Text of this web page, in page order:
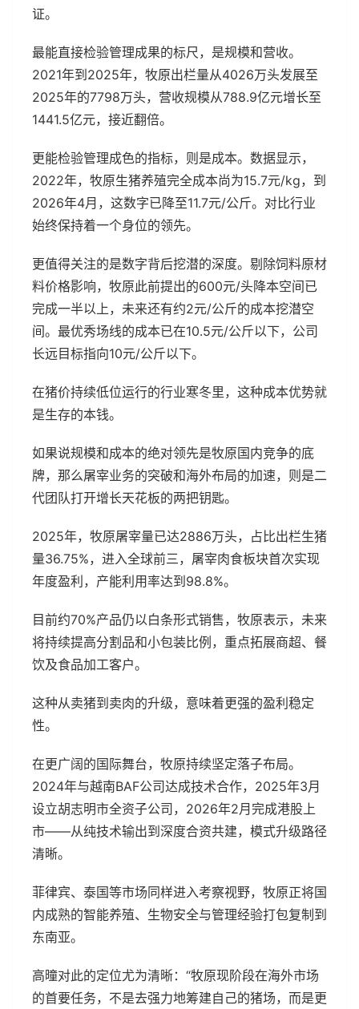
证。
最能直接检验管理成果的标尺，是规模和营收。
2021年到2025年，牧原出栏量从4026万头发展至
2025年的7798万头，营收规模从788.9亿元增长至
1441.5亿元，接近翻倍。
更能检验管理成色的指标，则是成本。数据显示，
2022年，牧原生猪养殖完全成本尚为15.7元/kg，到
2026年4月，这数字已降至11.7元/公斤。对比行业
始终保持着一个身位的领先。
更值得关注的是数字背后挖潜的深度。剔除饲料原材
料价格影响，牧原此前提出的600元/头降本空间已
完成一半以上，未来还有约2元/公斤的成本挖潜空
间。最优秀场线的成本已在10.5元/公斤以下，公司
长远目标指向10元/公斤以下。
在猪价持续低位运行的行业寒冬里，这种成本优势就
是生存的本钱。
如果说规模和成本的绝对领先是牧原国内竞争的底
牌，那么屠宰业务的突破和海外布局的加速，则是二
代团队打开增长天花板的两把钥匙。
2025年，牧原屠宰量已达2886万头，占比出栏生猪
量36.75%，进入全球前三，屠宰肉食板块首次实现
年度盈利，产能利用率达到98.8%。
目前约70%产品仍以白条形式销售，牧原表示，未来
将持续提高分割品和小包装比例，重点拓展商超、餐
饮及食品加工客户。
这种从卖猪到卖肉的升级，意味着更强的盈利稳定
性。
在更广阔的国际舞台，牧原持续坚定落子布局。
2024年与越南BAF公司达成技术合作，2025年3月
设立胡志明市全资子公司，2026年2月完成港股上
市——从纯技术输出到深度合资共建，模式升级路径
清晰。
菲律宾、泰国等市场同样进入考察视野，牧原正将国
内成熟的智能养殖、生物安全与管理经验打包复制到
东南亚。
高曈对此的定位尤为清晰：“牧原现阶段在海外市场
的首要任务，不是去强力地筹建自己的猪场，而是更